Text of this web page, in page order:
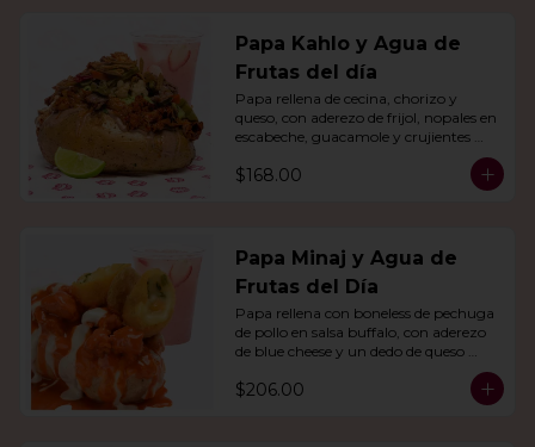
Papa Kahlo y Agua de
Frutas del día
Papa rellena de cecina, chorizo y
queso, con aderezo de frijol, nopales en
escabeche, guacamole y crujientes
$168.00
Papa Minaj y Agua de
Frutas del Día
Papa rellena con boneless de pechuga
de pollo en salsa buffalo, con aderezo
de blue cheese y un dedo de queso
relleno de jalapeño. Con agua del día.
$206.00